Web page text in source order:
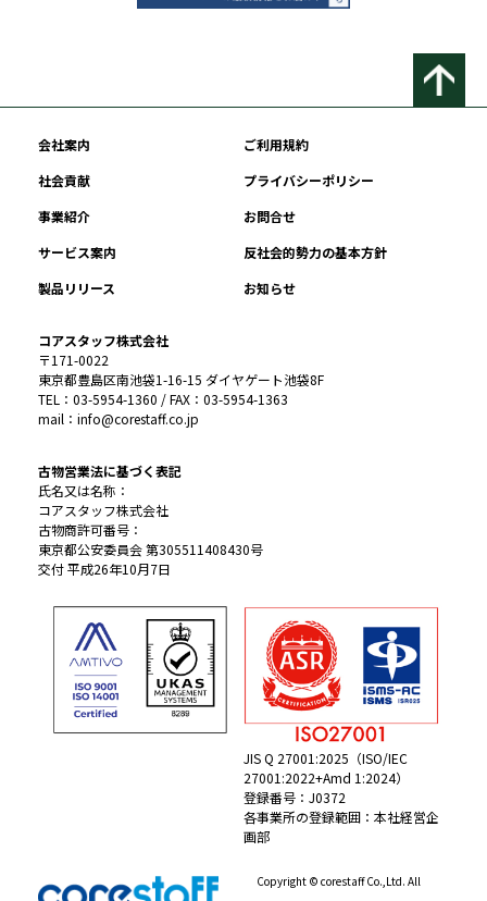
会社案内
ご利用規約
社会貢献
プライバシーポリシー
事業紹介
お問合せ
サービス案内
反社会的勢力の基本方針
製品リリース
お知らせ
コアスタッフ株式会社
〒171-0022
東京都豊島区南池袋1-16-15 ダイヤゲート池袋8F
TEL：03-5954-1360 / FAX：03-5954-1363
mail：info@corestaff.co.jp
古物営業法に基づく表記
氏名又は名称：
コアスタッフ株式会社
古物商許可番号：
東京都公安委員会 第305511408430号
交付 平成26年10月7日
JIS Q 27001:2025（ISO/IEC
27001:2022+Amd 1:2024）
登録番号：J0372
各事業所の登録範囲：本社経営企
画部
Copyright © corestaff Co.,Ltd. All